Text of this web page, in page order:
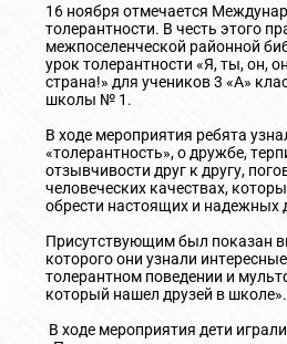
16 ноября отмечается
толерантности. В честь этого
межпоселенческой районной
урок толерантности «Я, ты, он,
страна!» для учеников 3 «А»
школы № 1.
В ходе мероприятия ребята
«толерантность», о дружбе,
отзывчивости друг к другу,
человеческих качествах,
обрести настоящих и надежных
Присутствующим был показан
которого они узнали
толерантном поведении и
который нашел друзей в школе».
В ходе мероприятия дети